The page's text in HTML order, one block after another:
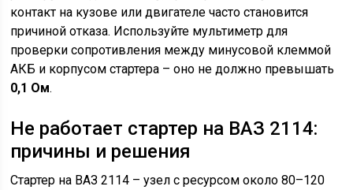
контакт на кузове или двигателе часто становится
причиной отказа. Используйте мультиметр для
проверки сопротивления между минусовой клеммой
АКБ и корпусом стартера – оно не должно превышать
0,1 Ом.
Не работает стартер на ВАЗ 2114:
причины и решения
Стартер на ВАЗ 2114 – узел с ресурсом около 80–120